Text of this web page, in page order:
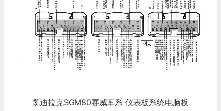
凯迪拉克SGM80赛威车系 仪表板系统电脑板